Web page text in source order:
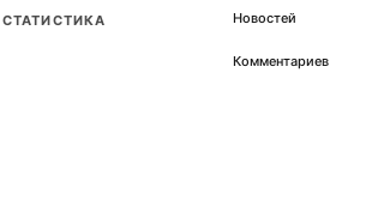
СТАТИСТИКА Новостей
Комментариев